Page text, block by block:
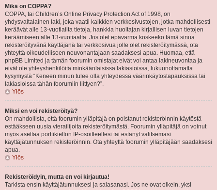
Mikä on COPPA?
COPPA, tai Children’s Online Privacy Protection Act of 1998, on
yhdysvaltalainen laki, joka vaatii kaikkien verkkosivustojen, jotka mahdollisesti
keräävät alle 13-vuotiailta tietoja, hankkia huoltajan kirjallisen luvan tietojen
keräämiseen alle 13-vuotiaalta. Jos olet epävarma koskeeko tämä sinua
rekisteröityvänä käyttäjänä tai verkkosivua jolle olet rekisteröitymässä, ota
yhteyttä oikeudelliseen neuvonantajaan saadaksesi apua. Huomaa, että
phpBB Limited ja tämän foorumin omistajat eivät voi antaa lakineuvontaa ja
eivät ole yhteyshenkilöitä minkäänlaisissa lakiasioissa, lukuunottamatta
kysymystä “Keneen minun tulee olla yhteydessä väärinkäytöstapauksissa tai
lakiasioissa tähän foorumiin liittyen?”.
Ylös
Miksi en voi rekisteröityä?
On mahdollista, että foorumin ylläpitäjä on poistanut rekisteröinnin käytöstä
estääkseen uusia vierailijoita rekisteröitymästä. Foorumin ylläpitäjä on voinut
myös asettaa porttikiellon IP-osoitteellesi tai estänyt valitsemasi
käyttäjätunnuksen rekisteröinnin. Ota yhteyttä foorumin ylläpitäjään saadaksesi
apua.
Ylös
Rekisteröidyin, mutta en voi kirjautua!
Tarkista ensin käyttäjätunnuksesi ja salasanasi. Jos ne ovat oikein, yksi